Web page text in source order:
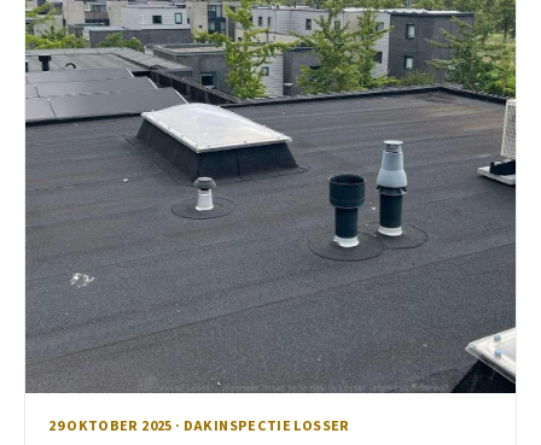
29 OKTOBER 2025 · DAKINSPECTIE LOSSER